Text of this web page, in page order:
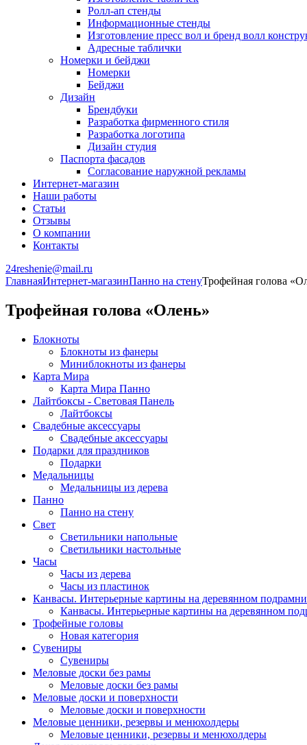
Ролл-ап стенды
Информационные стенды
Изготовление пресс вол и бренд волл
Адресные таблички
Номерки и бейджи
Номерки
Бейджи
Дизайн
Брендбуки
Разработка фирменного стиля
Разработка логотипа
Дизайн студия
Паспорта фасадов
Согласование наружной рекламы
Интернет-магазин
Наши работы
Статьи
Отзывы
О компании
Контакты
24reshenie@mail.ru
ГлавнаяИнтернет-магазинПанно на стенуТрофейная голова
Трофейная голова «Олень»
Блокноты
Блокноты из фанеры
Миниблокноты из фанеры
Карта Мира
Карта Мира Панно
Лайтбоксы - Световая Панель
Лайтбоксы
Свадебные аксессуары
Свадебные аксессуары
Подарки для праздников
Подарки
Медальницы
Медальницы из дерева
Панно
Панно на стену
Свет
Светильники напольные
Светильники настольные
Часы
Часы из дерева
Часы из пластинок
Канвасы. Интерьерные картины на деревянном
Канвасы. Интерьерные картины на деревянном
Трофейные головы
Новая категория
Сувениры
Сувениры
Меловые доски без рамы
Меловые доски без рамы
Меловые доски и поверхности
Меловые доски и поверхности
Меловые ценники, резервы и менюхолдеры
Меловые ценники, резервы и менюхолдеры